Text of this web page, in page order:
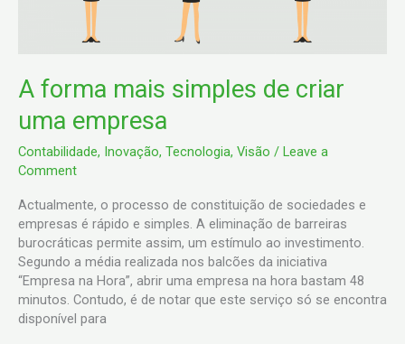
A forma mais simples de criar
uma empresa
Contabilidade, Inovação, Tecnologia, Visão / Leave a
Comment
Actualmente, o processo de constituição de sociedades e
empresas é rápido e simples. A eliminação de barreiras
burocráticas permite assim, um estímulo ao investimento.
Segundo a média realizada nos balcões da iniciativa
“Empresa na Hora”, abrir uma empresa na hora bastam 48
minutos. Contudo, é de notar que este serviço só se encontra
disponível para